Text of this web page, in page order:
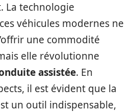
La technologie
véhicules modernes ne
une commodité
elle révolutionne
assistée. En
il est évident que la
un outil indispensable,